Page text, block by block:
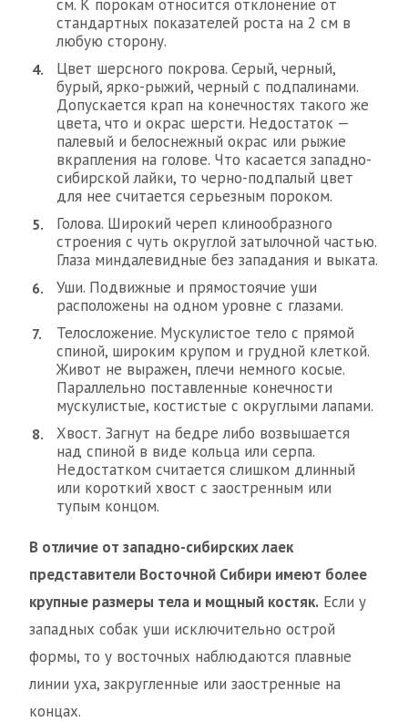
см. К порокам относится отклонение от
стандартных показателей роста на 2 см в
любую сторону.
Цвет шерсного покрова. Серый, черный,
бурый, ярко-рыжий, черный с подпалинами.
Допускается крап на конечностях такого же
цвета, что и окрас шерсти. Недостаток —
палевый и белоснежный окрас или рыжие
вкрапления на голове. Что касается западно-
сибирской лайки, то черно-подпалый цвет
для нее считается серьезным пороком.
Голова. Широкий череп клинообразного
строения с чуть округлой затылочной частью.
Глаза миндалевидные без западания и выката.
Уши. Подвижные и прямостоячие уши
расположены на одном уровне с глазами.
Телосложение. Мускулистое тело с прямой
спиной, широким крупом и грудной клеткой.
Живот не выражен, плечи немного косые.
Параллельно поставленные конечности
мускулистые, костистые с округлыми лапами.
Хвост. Загнут на бедре либо возвышается
над спиной в виде кольца или серпа.
Недостатком считается слишком длинный
или короткий хвост с заостренным или
тупым концом.
В отличие от западно-сибирских лаек
представители Восточной Сибири имеют более
крупные размеры тела и мощный костяк. Если у
западных собак уши исключительно острой
формы, то у восточных наблюдаются плавные
линии уха, закругленные или заостренные на
концах.